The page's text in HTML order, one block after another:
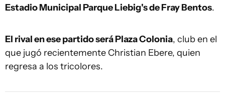
Estadio Municipal Parque Liebig's de Fray Bentos.
El rival en ese partido será Plaza Colonia, club en el
que jugó recientemente Christian Ebere, quien
regresa a los tricolores.